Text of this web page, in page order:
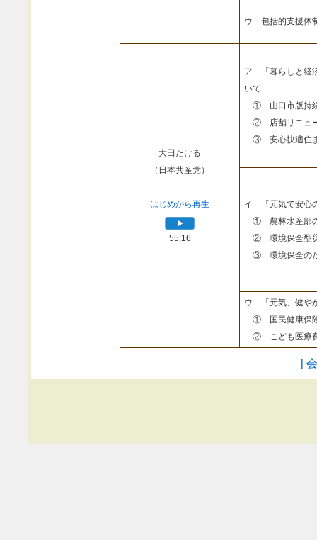
ウ 包括的支援体
大田たける
（日本共産党）
はじめから再生
55:16
ア 「暮らしと経
いて
① 山口市版持続
② 店舗リニュー
③ 安心快適住ま
イ 「元気で安心
① 農林水産部
② 環境保全型
③ 環境保全のた
ウ 「元気、健や
① 国民健康保険
② こども医療費
[